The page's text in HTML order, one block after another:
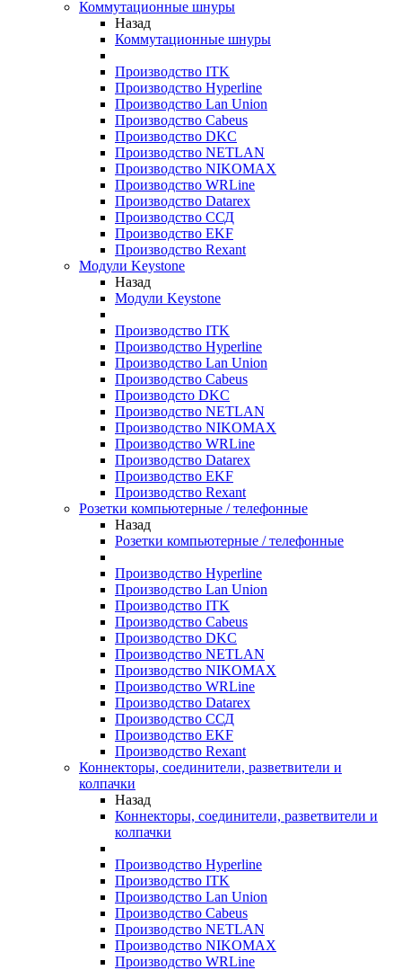
Коммутационные шнуры
Назад
Коммутационные шнуры
Производство ITK
Производство Hyperline
Производство Lan Union
Производство Cabeus
Производство DKC
Производство NETLAN
Производство NIKOMAX
Производство WRLine
Производство Datarex
Производство ССД
Производство EKF
Производство Rexant
Модули Keystone
Назад
Модули Keystone
Производство ITK
Производство Hyperline
Производство Lan Union
Производство Cabeus
Производсто DKC
Производство NETLAN
Производство NIKOMAX
Производство WRLine
Производство Datarex
Производство EKF
Производство Rexant
Розетки компьютерные / телефонные
Назад
Розетки компьютерные / телефонные
Производство Hyperline
Производство Lan Union
Производство ITK
Производство Cabeus
Производство DKC
Производство NETLAN
Производство NIKOMAX
Производство WRLine
Производство Datarex
Производство ССД
Производство EKF
Производство Rexant
Коннекторы, соединители, разветвители и
колпачки
Назад
Коннекторы, соединители, разветвители и
колпачки
Производство Hyperline
Производство ITK
Производство Lan Union
Производство Cabeus
Производство NETLAN
Производство NIKOMAX
Производство WRLine